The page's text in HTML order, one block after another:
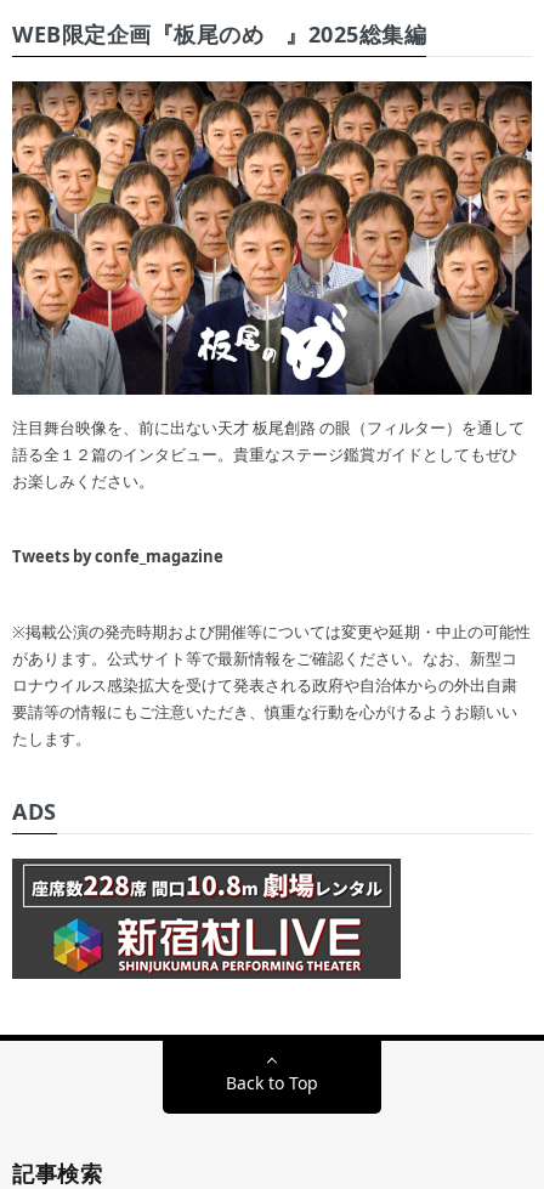
WEB限定企画『板尾のめ゙』2025総集編
注目舞台映像を、前に出ない天才 板尾創路 の眼（フィルター）を通して
語る全１２篇のインタビュー。貴重なステージ鑑賞ガイドとしてもぜひ
お楽しみください。
Tweets by confe_magazine
※掲載公演の発売時期および開催等については変更や延期・中止の可能性
があります。公式サイト等で最新情報をご確認ください。なお、新型コ
ロナウイルス感染拡大を受けて発表される政府や自治体からの外出自粛
要請等の情報にもご注意いただき、慎重な行動を心がけるようお願いい
たします。
ADS
Back to Top
記事検索